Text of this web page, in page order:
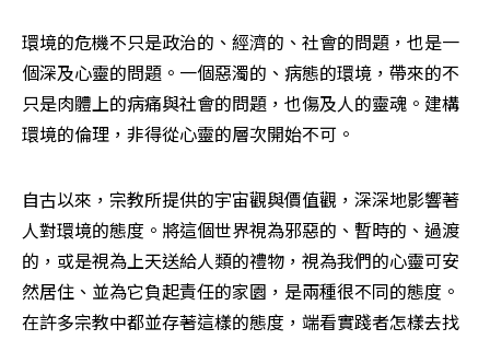
環境的危機不只是政治的、經濟的、社會的問題，也是一
個深及心靈的問題。一個惡濁的、病態的環境，帶來的不
只是肉體上的病痛與社會的問題，也傷及人的靈魂。建構
環境的倫理，非得從心靈的層次開始不可。
自古以來，宗教所提供的宇宙觀與價值觀，深深地影響著
人對環境的態度。將這個世界視為邪惡的、暫時的、過渡
的，或是視為上天送給人類的禮物，視為我們的心靈可安
然居住、並為它負起責任的家園，是兩種很不同的態度。
在許多宗教中都並存著這樣的態度，端看實踐者怎樣去找